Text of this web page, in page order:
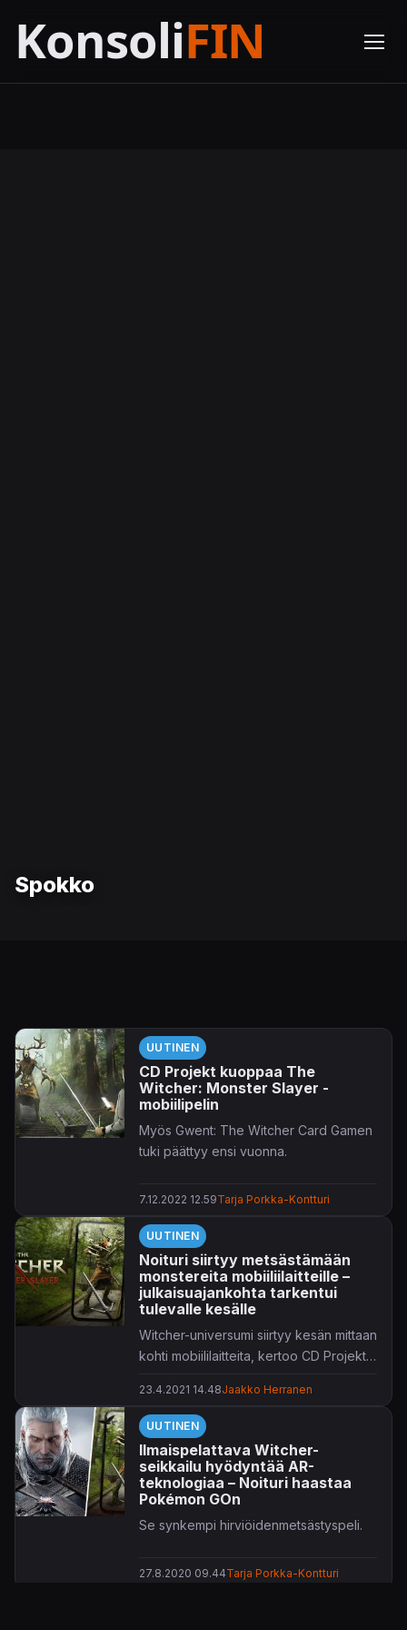
Spokko
UUTINEN
CD Projekt kuoppaa The
Witcher: Monster Slayer -
mobiilipelin
Myös Gwent: The Witcher Card Gamen
tuki päättyy ensi vuonna.
7.12.2022 12.59Tarja Porkka-Kontturi
UUTINEN
Noituri siirtyy metsästämään
monstereita mobiiliilaitteille –
julkaisuajankohta tarkentui
tulevalle kesälle
Witcher-universumi siirtyy kesän mittaan
kohti mobiililaitteita, kertoo CD Projekt
23.4.2021 14.48Jaakko Herranen
UUTINEN
Ilmaispelattava Witcher-
seikkailu hyödyntää AR-
teknologiaa – Noituri haastaa
Pokémon GOn
Se synkempi hirviöidenmetsästyspeli.
27.8.2020 09.44Tarja Porkka-Kontturi